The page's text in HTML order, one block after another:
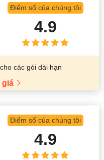
Điểm số của chúng tôi
4.9
các gói dài hạn
giá
Điểm số của chúng tôi
4.9